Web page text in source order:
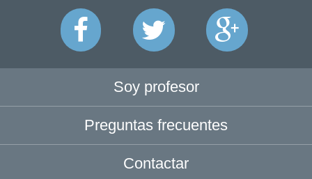
Soy profesor
Preguntas frecuentes
Contactar